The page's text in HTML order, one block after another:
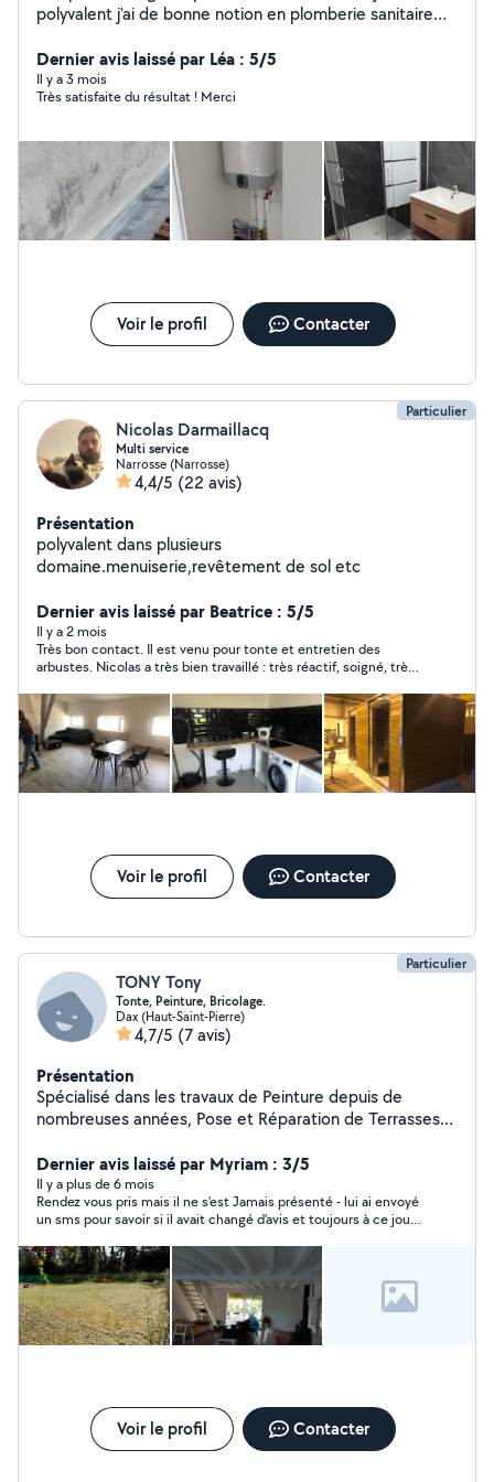
polyvalent j'ai de bonne notion en plomberie sanitaire
chantier
Dernier avis laissé par Léa : 5/5
Il y a 3 mois
Très satisfaite du résultat ! Merci
Voir le profil Contacter
Particulier
Nicolas Darmaillacq
Multi service
Narrosse (Narrosse)
4,4/5 (22 avis)
Présentation
polyvalent dans plusieurs
domaine.menuiserie,revêtement de sol etc
Dernier avis laissé par Beatrice : 5/5
Il y a 2 mois
Très bon contact. Il est venu pour tonte et entretien des
arbustes. Nicolas a très bien travaillé : très réactif, soigné, très
satisfaite. Béatrice.
Voir le profil Contacter
Particulier
TONY Tony
Tonte, Peinture, Bricolage.
Dax (Haut-Saint-Pierre)
4,7/5 (7 avis)
Présentation
Spécialisé dans les travaux de Peinture depuis de
nombreuses années, Pose et Réparation de Terrasses
jardins et rocailles. Spécialiste de la tonte herbes hautes
et entretien jardins.
Dernier avis laissé par Myriam : 3/5
Il y a plus de 6 mois
Rendez vous pris mais il ne s’est Jamais présenté - lui ai envoyé
un sms pour savoir si il avait changé d’avis et toujours à ce jour
Voir le profil Contacter